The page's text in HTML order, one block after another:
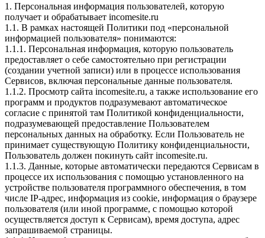
1. Персональная информация пользователей, которую
получает и обрабатывает incomesite.ru
1.1. В рамках настоящей Политики под «персональной
информацией пользователя» понимаются:
1.1.1. Персональная информация, которую пользователь
предоставляет о себе самостоятельно при регистрации
(создании учетной записи) или в процессе использования
Сервисов, включая персональные данные пользователя.
1.1.2. Просмотр сайта incomesite.ru, а также использование его
программ и продуктов подразумевают автоматическое
согласие с принятой там Политикой конфиденциальности,
подразумевающей предоставление Пользователем
персональных данных на обработку. Если Пользователь не
принимает существующую Политику конфиденциальности,
Пользователь должен покинуть сайт incomesite.ru.
1.1.3. Данные, которые автоматически передаются Сервисам в
процессе их использования с помощью установленного на
устройстве пользователя программного обеспечения, в том
числе IP-адрес, информация из cookie, информация о браузере
пользователя (или иной программе, с помощью которой
осуществляется доступ к Сервисам), время доступа, адрес
запрашиваемой страницы.